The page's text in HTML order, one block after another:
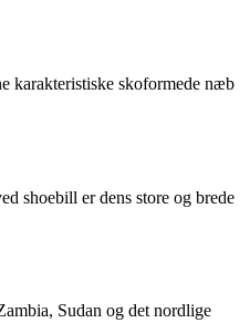
karakteristiske skoformede næb
shoebill er dens store og brede
Sudan og det nordlige